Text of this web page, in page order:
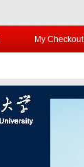
My Checkout